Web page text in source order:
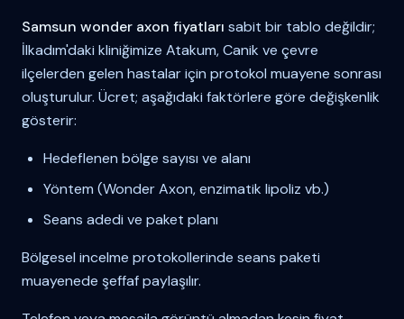
Samsun wonder axon fiyatları sabit bir tablo değildir;
İlkadım'daki kliniğimize Atakum, Canik ve çevre
ilçelerden gelen hastalar için protokol muayene sonrası
oluşturulur. Ücret; aşağıdaki faktörlere göre değişkenlik
gösterir:
Hedeflenen bölge sayısı ve alanı
Yöntem (Wonder Axon, enzimatik lipoliz vb.)
Seans adedi ve paket planı
Bölgesel incelme protokollerinde seans paketi
muayenede şeffaf paylaşılır.